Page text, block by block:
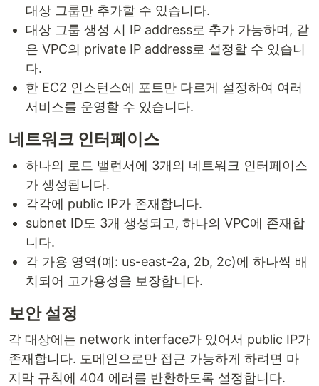
대상 그룹만 추가할 수 있습니다.
대상 그룹 생성 시 IP address로 추가 가능하며, 같
은 VPC의 private IP address로 설정할 수 있습니
다.
한 EC2 인스턴스에 포트만 다르게 설정하여 여러
서비스를 운영할 수 있습니다.
네트워크 인터페이스
하나의 로드 밸런서에 3개의 네트워크 인터페이스
가 생성됩니다.
각각에 public IP가 존재합니다.
subnet ID도 3개 생성되고, 하나의 VPC에 존재합
니다.
각 가용 영역(예: us-east-2a, 2b, 2c)에 하나씩 배
치되어 고가용성을 보장합니다.
보안 설정
각 대상에는 network interface가 있어서 public IP가
존재합니다. 도메인으로만 접근 가능하게 하려면 마
지막 규칙에 404 에러를 반환하도록 설정합니다.